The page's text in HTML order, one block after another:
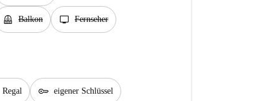
balcony Balkon tv Fernseher
Regal key eigener Schlüssel